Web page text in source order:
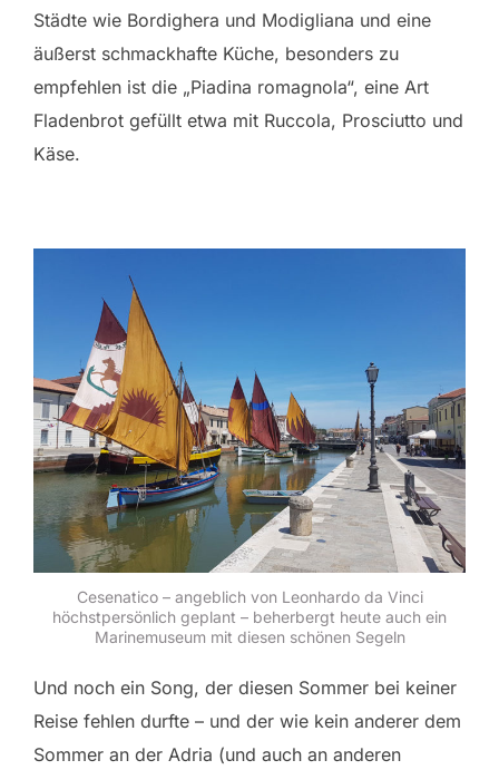
Städte wie Bordighera und Modigliana und eine
äußerst schmackhafte Küche, besonders zu
empfehlen ist die „Piadina romagnola“, eine Art
Fladenbrot gefüllt etwa mit Ruccola, Prosciutto und
Käse.
Cesenatico – angeblich von Leonhardo da Vinci
höchstpersönlich geplant – beherbergt heute auch ein
Marinemuseum mit diesen schönen Segeln
Und noch ein Song, der diesen Sommer bei keiner
Reise fehlen durfte – und der wie kein anderer dem
Sommer an der Adria (und auch an anderen